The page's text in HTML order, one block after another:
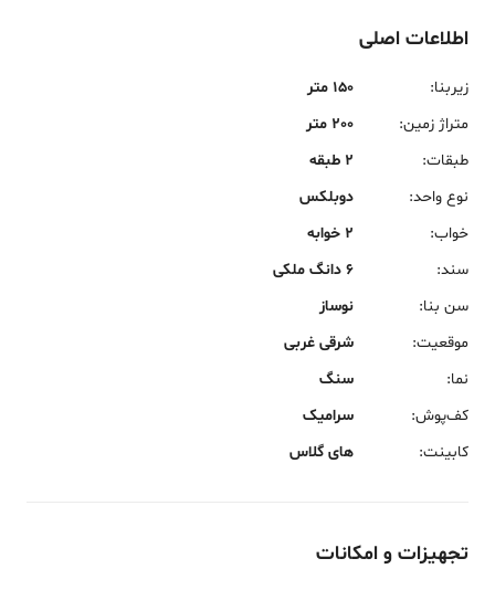
اطلاعات اصلی
زیربنا:
150 متر
متراژ زمین:
200 متر
طبقات:
2 طبقه
نوع واحد:
دوبلکس
خواب:
2 خوابه
سند:
6 دانگ ملکی
سن بنا:
نوساز
موقعیت:
شرقی غربی
نما:
سنگ
کف‌پوش:
سرامیک
کابینت: های گلاس
تجهیزات و امکانات